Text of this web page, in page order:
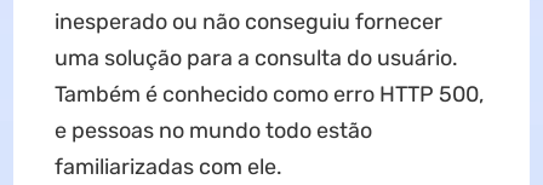
inesperado ou não conseguiu fornecer
uma solução para a consulta do usuário.
Também é conhecido como erro HTTP 500,
e pessoas no mundo todo estão
familiarizadas com ele.